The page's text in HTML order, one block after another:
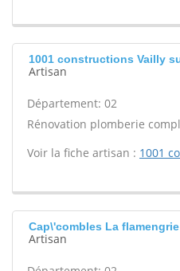
1001 constructions Vailly
Artisan
Département: 02
Rénovation plomberie
Voir la fiche artisan : 1001
Cap\'combles La flamengrie
Artisan